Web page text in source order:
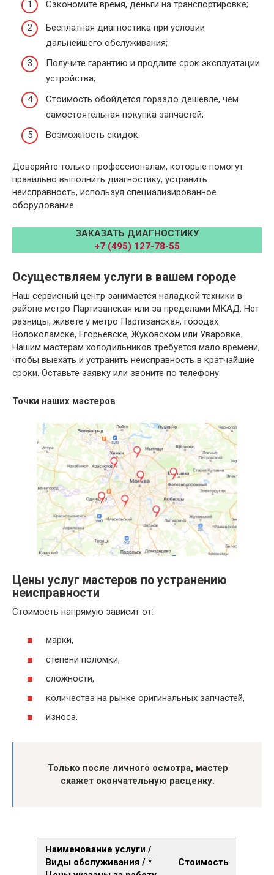
Сэкономите время, деньги на транспортировке;
Бесплатная диагностика при условии
дальнейшего обслуживания;
Получите гарантию и продлите срок эксплуатации
устройства;
Стоимость обойдётся гораздо дешевле, чем
самостоятельная покупка запчастей;
Возможность скидок.
Доверяйте только профессионалам, которые помогут
правильно выполнить диагностику, устранить
неисправность, используя специализированное
оборудование.
ЗАКАЗАТЬ ДИАГНОСТИКУ
+7 (495) 127-78-55
Осуществляем услуги в вашем городе
Наш сервисный центр занимается наладкой техники в
районе метро Партизанская или за пределами МКАД. Нет
разницы, живете у метро Партизанская, городах
Волоколамске, Егорьевске, Жуковском или Уваровке.
Нашим мастерам холодильников требуется мало времени,
чтобы выехать и устранить неисправность в кратчайшие
сроки. Оставьте заявку или звоните по телефону.
Точки наших мастеров
Цены услуг мастеров по устранению
неисправности
Стоимость напрямую зависит от:
марки,
степени поломки,
сложности,
количества на рынке оригинальных запчастей,
износа.
Только после личного осмотра, мастер
скажет окончательную расценку.
Наименование услуги /
Виды обслуживания / *
Стоимость